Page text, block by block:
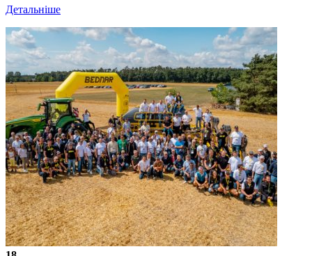
Детальніше